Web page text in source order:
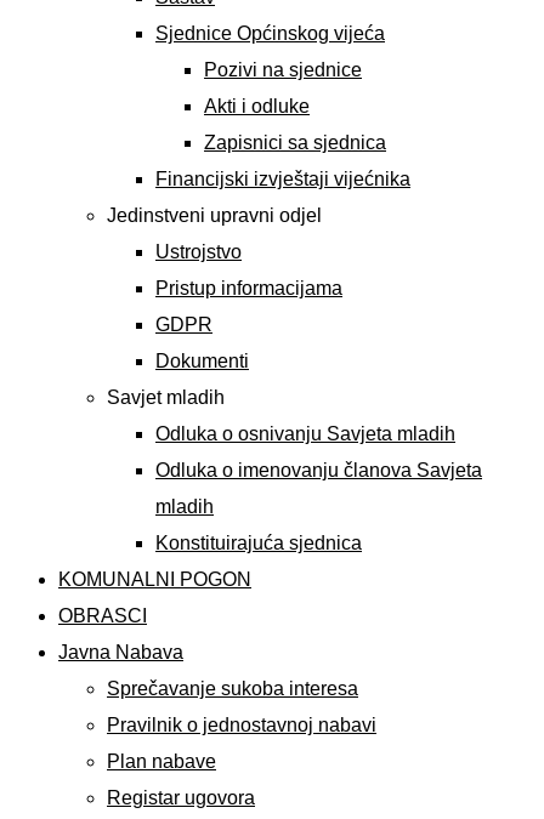
Sjednice Općinskog vijeća
Pozivi na sjednice
Akti i odluke
Zapisnici sa sjednica
Financijski izvještaji vijećnika
Jedinstveni upravni odjel
Ustrojstvo
Pristup informacijama
GDPR
Dokumenti
Savjet mladih
Odluka o osnivanju Savjeta mladih
Odluka o imenovanju članova Savjeta
mladih
Konstituirajuća sjednica
KOMUNALNI POGON
OBRASCI
Javna Nabava
Sprečavanje sukoba interesa
Pravilnik o jednostavnoj nabavi
Plan nabave
Registar ugovora